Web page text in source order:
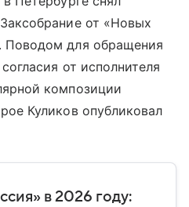
от «Новых
Поводом для обращения
от исполнителя
композиции
Куликов опубликовал
в 2026 году: